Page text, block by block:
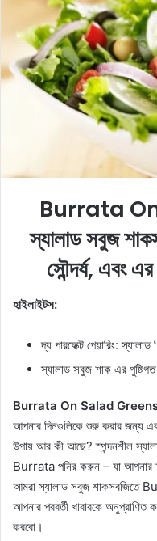
d
a
n
e
m
a
i
Burrata
স্যালাড সবুজ
সৌন্দর্য, এবং
হাইলাইটস:
দ্য পারফেক্ট পেয়ারিং:
স্যালাড সবুজ শাক এর পুষ্টিগত
Burrata On Salad
আপনার দিনগুলিকে শুরু করার জন্য
উপায় আর কী আছে? স্পন্দনশীল
Burrata পনির করুন – যা আপনার
আমরা স্যালাড সবুজ শাকসবজিতে
আপনার পরবর্তী খাবারকে অনুপ্রাণিত
করবো।